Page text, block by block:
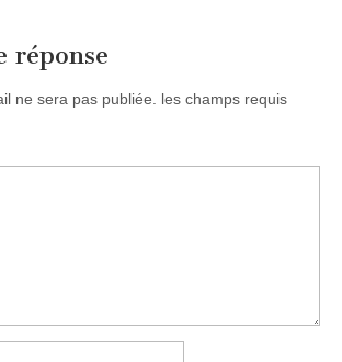
réponse
ne sera pas publiée. les champs requis